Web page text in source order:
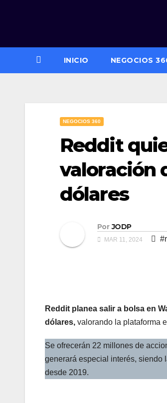
INICIO NEGOCIOS
NEGOCIOS 360
Reddit
valoración
dólares
Por JODP
MAR 11, 2024
Reddit planea salir a bolsa en
dólares, valorando la plataforma
Se ofrecerán 22 millones de
generará especial interés, siendo
desde 2019.